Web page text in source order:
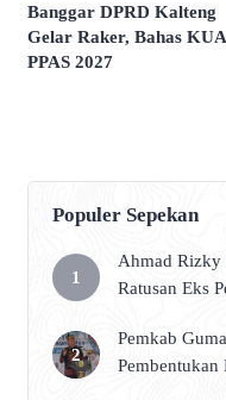
Banggar DPRD Kalteng
Gelar Raker, Bahas KUA
PPAS 2027
Populer Sepekan
Ahmad Rizky
Ratusan Eks
Pemkab